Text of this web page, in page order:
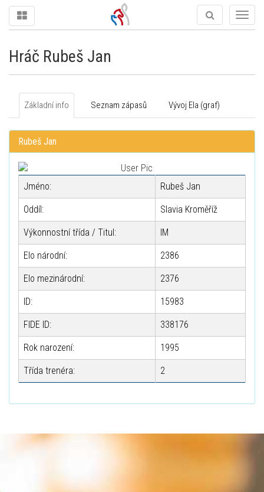
Hráč Rubeš Jan
Základní info Seznam zápasů Vývoj Ela (graf)
Rubeš Jan
Jméno: Rubeš Jan
Oddíl: Slavia Kroměříž
Výkonnostní třída / Titul: IM
Elo národní: 2386
Elo mezinárodní: 2376
ID: 15983
FIDE ID: 338176
Rok narození: 1995
Třída trenéra: 2